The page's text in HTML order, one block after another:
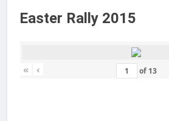
Easter Rally 2015
« ‹ of 13